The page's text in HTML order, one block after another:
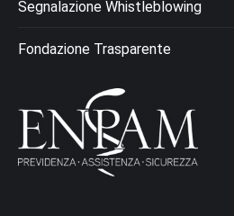
Segnalazione Whistleblowing
Fondazione Trasparente